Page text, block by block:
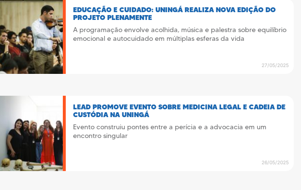
EDUCAÇÃO E CUIDADO: UNINGÁ REALIZA NOVA EDIÇÃO DO
PROJETO PLENAMENTE
A programação envolve acolhida, música e palestra sobre equilíbrio
emocional e autocuidado em múltiplas esferas da vida
27/05/2025
LEAD PROMOVE EVENTO SOBRE MEDICINA LEGAL E CADEIA DE
CUSTÓDIA NA UNINGÁ
Evento construiu pontes entre a perícia e a advocacia em um
encontro singular
26/05/2025